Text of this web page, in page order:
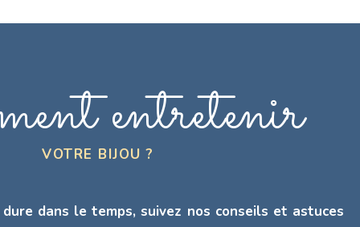
entretenir
VOTRE BIJOU ?
dans le temps, suivez nos conseils et astuces